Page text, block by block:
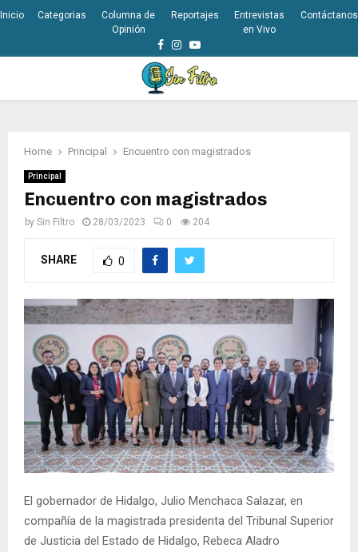
Inicio Categorias
Columna de
Opinión
Reportajes
Entrevistas
en Vivo
Contáctanos
Facebook
Instagram
Youtube
Home Principal Encuentro con magistrados
Principal
Encuentro con magistrados
by Sin Filtro 28/03/2023 0 204
SHARE 0
El gobernador de Hidalgo, Julio Menchaca Salazar, en
compañía de la magistrada presidenta del Tribunal Superior
de Justicia del Estado de Hidalgo, Rebeca Aladro